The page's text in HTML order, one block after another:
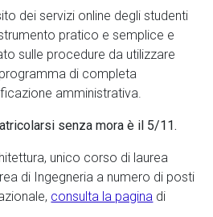
dei servizi online degli studenti
pratico e semplice e
sulle procedure da utilizzare
di completa
amministrativa.
senza mora è il 5/11.
unico corso di laurea
di Ingegneria a numero di posti
consulta la pagina di